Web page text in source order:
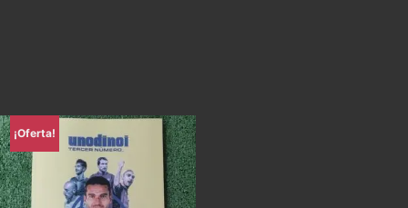
¡Oferta!